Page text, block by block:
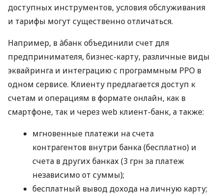
доступных инструментов, условия обслуживания
и тарифы могут существенно отличаться.
Например, в àбанк объединили счет для
предпринимателя, бизнес-карту, различные виды
эквайринга и интеграцию с программным РРО в
одном сервисе. Клиенту предлагается доступ к
счетам и операциям в формате онлайн, как в
смартфоне, так и через web клиент-банк, а также:
мгновенные платежи на счета
контрагентов внутри банка (бесплатно) и
счета в других банках (3 грн за платеж
независимо от суммы);
бесплатный вывод дохода на личную карту;